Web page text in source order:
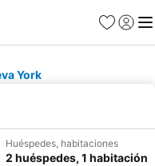
Favoritos
Iniciar
York
Huéspedes, habitaciones
2 huéspedes, 1 habitación